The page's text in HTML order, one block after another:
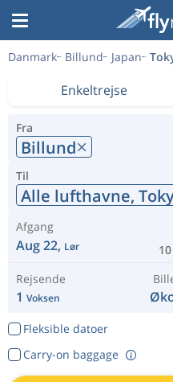
Danmark Billund Japan
Enkeltrejse
Fra
Billund
Til
Alle lufthavne,
Afgang
Aug 22, Lør
Rejsende
1 Voksen
Fleksible datoer
Carry-on baggage